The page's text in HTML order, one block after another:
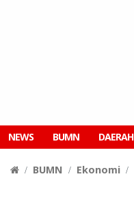
NEWS BUMN DAERAH
BUMN Ekonomi